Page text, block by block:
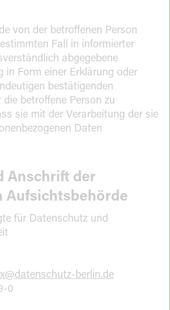
von der betroffenen Person
Fall in informierter
abgegebene
in Form einer Erklärung oder
bestätigenden
betroffene Person zu
sie mit der Verarbeitung der sie
Daten
Anschrift der
Aufsichtsbehörde
für Datenschutz und
@datenschutz-berlin.de
0